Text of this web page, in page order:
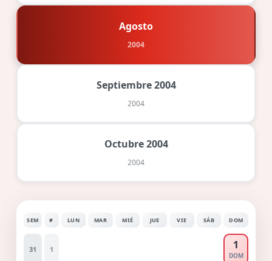
Agosto
2004
Septiembre 2004
2004
Octubre 2004
2004
SEM # LUN MAR MIÉ JUE VIE SÁB DOM
31 1 1
DOM